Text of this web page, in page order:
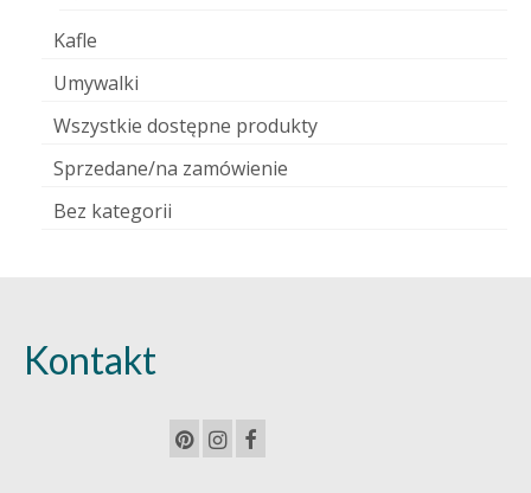
Kafle
Umywalki
Wszystkie dostępne produkty
Sprzedane/na zamówienie
Bez kategorii
Kontakt